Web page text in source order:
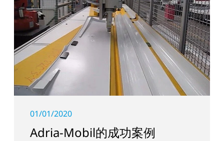
01/01/2020
Adria-Mobil的成功案例